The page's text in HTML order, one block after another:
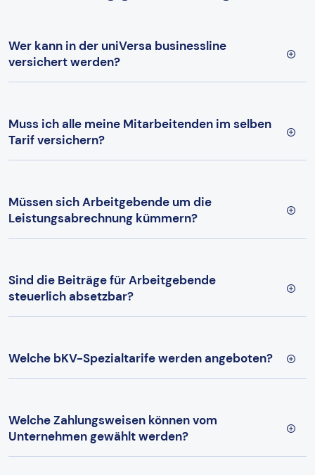
Wer kann in der uniVersa businessline
versichert werden?
Muss ich alle meine Mitarbeitenden im selben
Tarif versichern?
Müssen sich Arbeitgebende um die
Leistungsabrechnung kümmern?
Sind die Beiträge für Arbeitgebende
steuerlich absetzbar?
Welche bKV-Spezialtarife werden angeboten?
Welche Zahlungsweisen können vom
Unternehmen gewählt werden?